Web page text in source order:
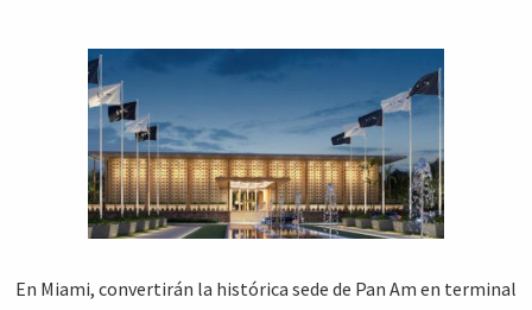
En Miami, convertirán la histórica sede de Pan Am en terminal